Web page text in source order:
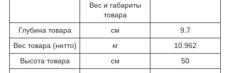
Вес и габариты
товара
Глубина товара
см
9.7
Вес товара (нетто)
кг
10.962
Высота товара
см
50